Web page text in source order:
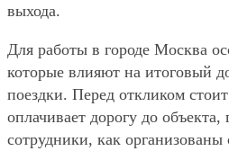
выхода.
Для работы в городе Москва
которые влияют на итоговый
поездки. Перед откликом
оплачивает дорогу до
сотрудники, как